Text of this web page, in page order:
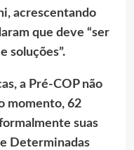
acrescentando
que deve “ser
soluções”.
a Pré-COP não
momento, 62
suas
Determinadas